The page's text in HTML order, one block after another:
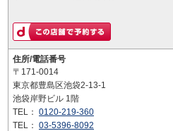
住所/電話番号
〒171-0014
東京都豊島区池袋2-13-1
池袋岸野ビル 1階
TEL： 0120-219-360
TEL： 03-5396-8092